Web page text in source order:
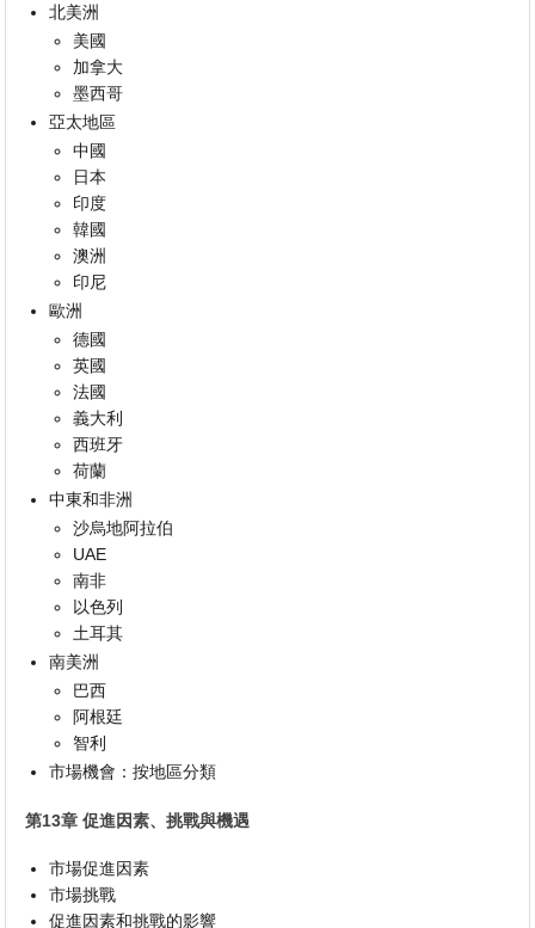
北美洲
美國
加拿大
墨西哥
亞太地區
中國
日本
印度
韓國
澳洲
印尼
歐洲
德國
英國
法國
義大利
西班牙
荷蘭
中東和非洲
沙烏地阿拉伯
UAE
南非
以色列
土耳其
南美洲
巴西
阿根廷
智利
市場機會：按地區分類
第13章 促進因素、挑戰與機遇
市場促進因素
市場挑戰
促進因素和挑戰的影響